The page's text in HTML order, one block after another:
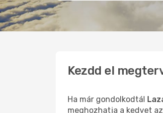
Kezdd el
Ha már gondolkodtál
meghozhatja a kedvet